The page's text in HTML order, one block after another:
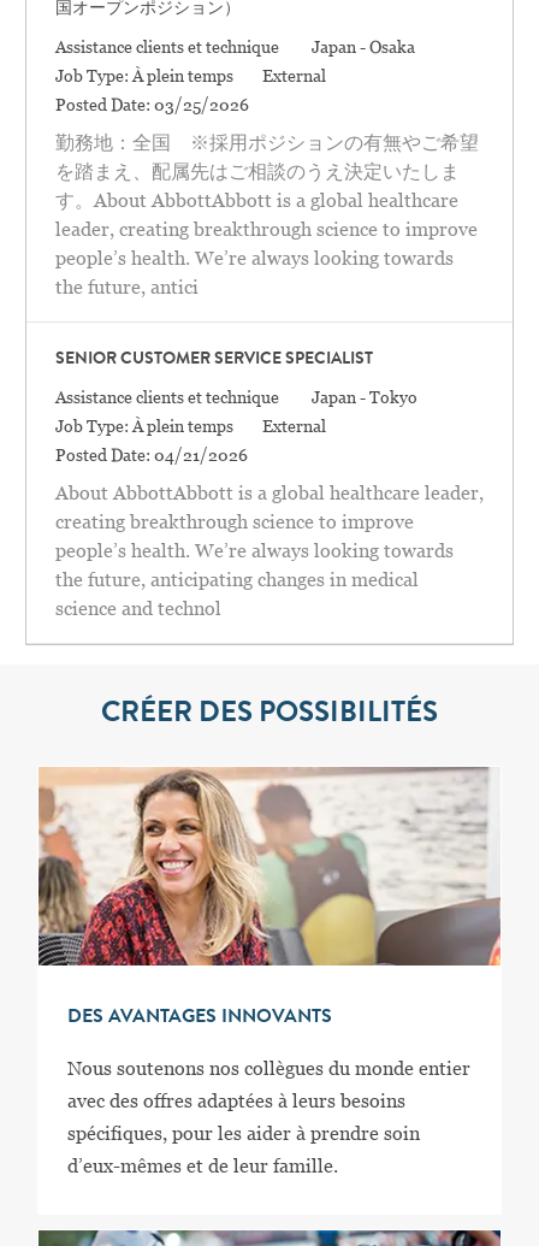
国オープンポジション）
Catégorie
Assistance clients et technique Location
Japan - Osaka
Job Type: À plein temps
External
Posted Date: 03/25/2026
勤務地：全国 ※採用ポジションの有無やご希望
を踏まえ、配属先はご相談のうえ決定いたしま
す。About AbbottAbbott is a global healthcare
leader, creating breakthrough science to improve
people’s health. We’re always looking towards
the future, antici
SENIOR CUSTOMER SERVICE SPECIALIST
Catégorie
Assistance clients et technique Location
Japan - Tokyo
Job Type: À plein temps
External
Posted Date: 04/21/2026
About AbbottAbbott is a global healthcare leader,
creating breakthrough science to improve
people’s health. We’re always looking towards
the future, anticipating changes in medical
science and technol
CRÉER DES POSSIBILITÉS
DES AVANTAGES INNOVANTS
Nous soutenons nos collègues du monde entier
avec des offres adaptées à leurs besoins
spécifiques, pour les aider à prendre soin
d’eux-mêmes et de leur famille.